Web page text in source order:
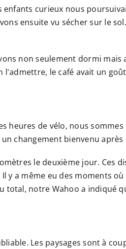
curieux nous
ensuite vu sécher sur le
non seulement dormi
le café avait un
de vélo, nous
changement bienvenu
le deuxième jour. Ces
a même eu des moments
notre Wahoo a indiqué
Les paysages sont à